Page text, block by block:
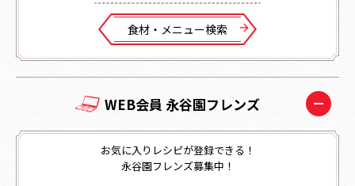
⾷材・メニュー検索
WEB会員 永谷園フレンズ
お気に入りレシピが登録できる！
永谷園フレンズ募集中！